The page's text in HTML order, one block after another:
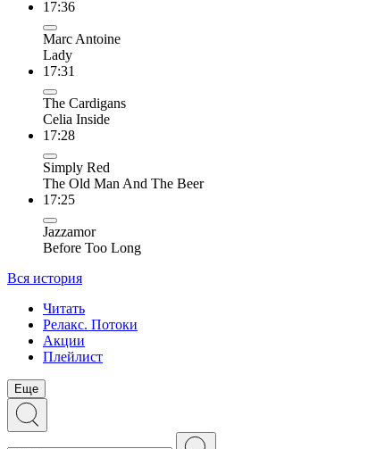
17:36
Marc Antoine
Lady
17:31
The Cardigans
Celia Inside
17:28
Simply Red
The Old Man And The Beer
17:25
Jazzamor
Before Too Long
Вся история
Читать
Релакс. Потоки
Акции
Плейлист
Еще